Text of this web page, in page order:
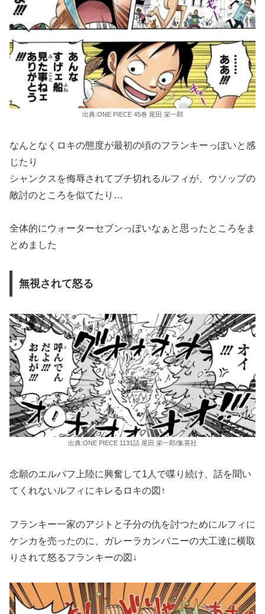
出典:ONE PIECE 45巻 尾田 栄一郎
なんとなくロキの態度が最初の頃のフランキーっぽいと感
じたり
シャンクスを侮辱されてブチ切れるルフィが、ウソップの
敵討のところを似てたり…
全体的にウォーターセブンっぽいなぁと思ったところをま
とめました
無視されて怒る
出典:ONE PIECE 1131話 尾田 栄一郎/集英社
念願のエルバフ上陸に興奮して1人で喋り続け、話を聞い
てくれないルフィにキレるロキの図↑
フランキー一家のアジトと子分の仇を討つためにルフィに
ケンカを売ったのに、ガレーラカンパニーの大工達に横取
りされて怒るフランキーの図↓